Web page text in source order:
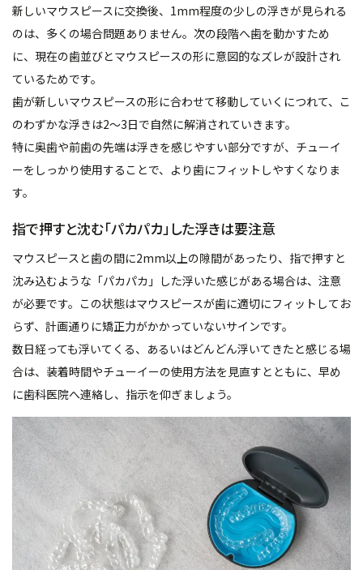
新しいマウスピースに交換後、1mm程度の少しの浮きが見られる
のは、多くの場合問題ありません。次の段階へ歯を動かすため
に、現在の歯並びとマウスピースの形に意図的なズレが設計され
ているためです。
歯が新しいマウスピースの形に合わせて移動していくにつれて、こ
のわずかな浮きは2〜3日で自然に解消されていきます。
特に奥歯や前歯の先端は浮きを感じやすい部分ですが、チューイ
ーをしっかり使用することで、より歯にフィットしやすくなりま
す。
指で押すと沈む「パカパカ」した浮きは要注意
マウスピースと歯の間に2mm以上の隙間があったり、指で押すと
沈み込むような「パカパカ」した浮いた感じがある場合は、注意
が必要です。この状態はマウスピースが歯に適切にフィットしてお
らず、計画通りに矯正力がかかっていないサインです。
数日経っても浮いてくる、あるいはどんどん浮いてきたと感じる場
合は、装着時間やチューイーの使用方法を見直すとともに、早め
に歯科医院へ連絡し、指示を仰ぎましょう。